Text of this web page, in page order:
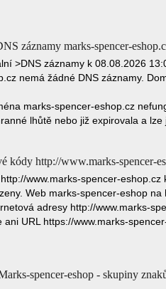
záznamy marks-spencer-
>DNS záznamy k 08.08.2026
nemá žádné DNS záznamy.
marks-spencer-eshop.cz
lhůtě nebo již expirovala a lze
kódy http://www.marks-spencer-
www.marks-spencer-eshop.cz
Web marks-spencer-eshop na
adresy http://www.marks-
ani URL https://www.marks-
spencer-eshop - skupiny